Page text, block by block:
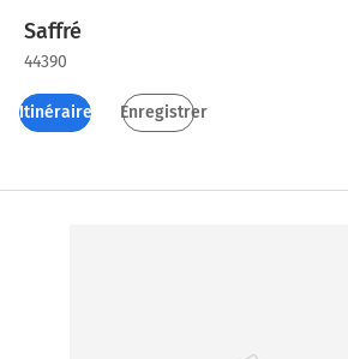
Saffré
44390
Itinéraires Enregistrer